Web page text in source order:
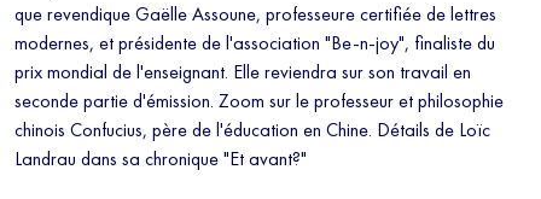
que revendique Gaëlle Assoune, professeure certifiée de lettres
modernes, et présidente de l'association "Be-n-joy", finaliste du
prix mondial de l'enseignant. Elle reviendra sur son travail en
seconde partie d'émission. Zoom sur le professeur et philosophie
chinois Confucius, père de l'éducation en Chine. Détails de Loïc
Landrau dans sa chronique "Et avant?"